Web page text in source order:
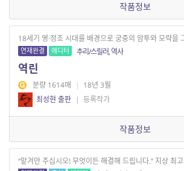
작품정보
18세기 영·정조 시대를 배경으로 궁중의 암투와 모략을
연재완결 에디터 추리/스릴러, 역사
역린
분량 1614매 | 18년 3월
최성현 출판 | 등록작가
작품정보
“맡겨만 주십시오! 무엇이든 해결해 드립니다.” 지상 최